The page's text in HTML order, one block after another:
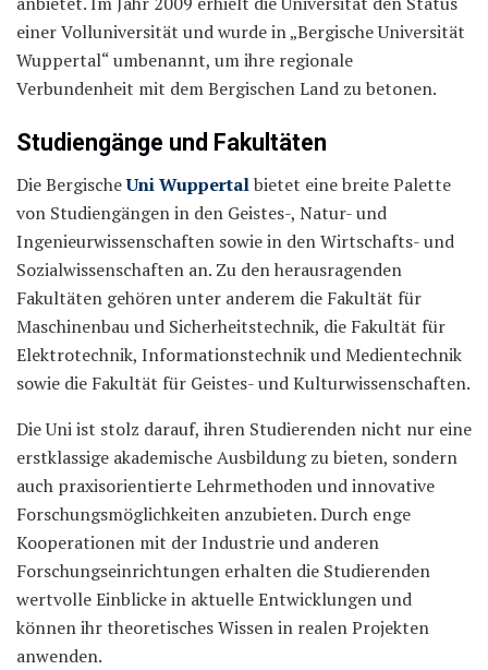
einer Volluniversität und wurde in „Bergische Universität
Wuppertal“ umbenannt, um ihre regionale
Verbundenheit mit dem Bergischen Land zu betonen.
Studiengänge und Fakultäten
Die BergischeUni Wuppertalbietet eine breite Palette
von Studiengängen in den Geistes-, Natur- und
Ingenieurwissenschaften sowie in den Wirtschafts- und
Sozialwissenschaften an. Zu den herausragenden
Fakultäten gehören unter anderem die Fakultät für
Maschinenbau und Sicherheitstechnik, die Fakultät für
Elektrotechnik, Informationstechnik und Medientechnik
sowie die Fakultät für Geistes- und Kulturwissenschaften.
Die Uni ist stolz darauf, ihren Studierenden nicht nur eine
erstklassige akademische Ausbildung zu bieten, sondern
auch praxisorientierte Lehrmethoden und innovative
Forschungsmöglichkeiten anzubieten. Durch enge
Kooperationen mit der Industrie und anderen
Forschungseinrichtungen erhalten die Studierenden
wertvolle Einblicke in aktuelle Entwicklungen und
können ihr theoretisches Wissen in realen Projekten
anwenden.